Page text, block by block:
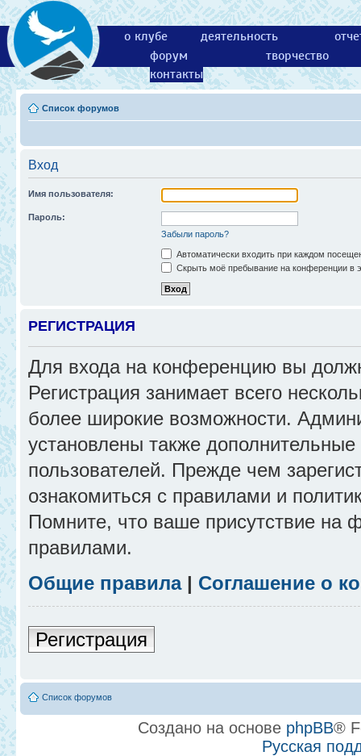
о клубе деятельность
форум
творчество
контакты
Список форумов
Вход
Имя пользователя:
Пароль:
Забыли пароль?
Автоматически входить при каждом
Скрыть моё пребывание на конференции в
РЕГИСТРАЦИЯ
Для входа на конференцию вы
Регистрация занимает всего
более широкие возможности.
установлены также
пользователей. Прежде чем
ознакомиться с правилами и
Помните, что ваше присутствие на
правилами.
Общие правила| Соглашение о
Регистрация
Список форумов
Создано на основе phpBB®
Русская